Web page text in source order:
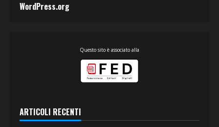
WordPress.org
Questo sito è associato alla
ARTICOLI RECENTI